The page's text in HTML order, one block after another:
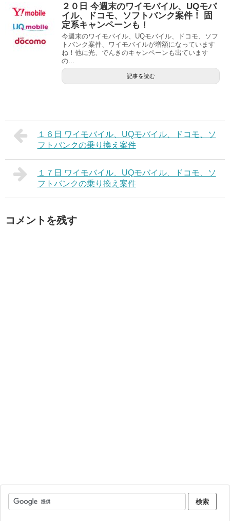
２０日 今週末のワイモバイル、UQモバ
イル、ドコモ、ソフトバンク案件！ 固
定系キャンペーンも！
今週末のワイモバイル、UQモバイル、ドコモ、ソフ
トバンク案件、ワイモバイルが増額になっています
ね！他に光、でんきのキャンペーンも出ています
の...
記事を読む
１６日 ワイモバイル、UQモバイル、ドコモ、ソ
フトバンクの乗り換え案件
１７日 ワイモバイル、UQモバイル、ドコモ、ソ
フトバンクの乗り換え案件
コメントを残す